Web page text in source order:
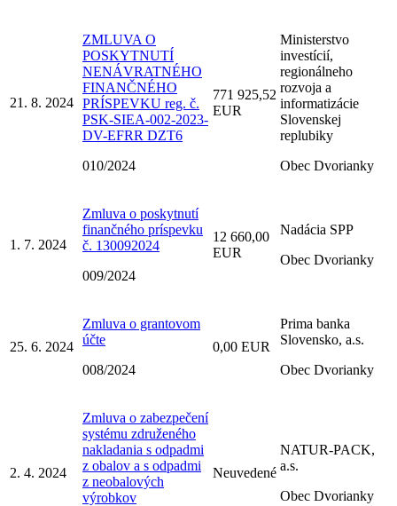
21. 8. 2024
ZMLUVA O
POSKYTNUTÍ
NENÁVRATNÉHO
FINANČNÉHO
PRÍSPEVKU reg. č.
PSK-SIEA-002-2023-
DV-EFRR DZT6
010/2024
771 925,52
EUR
Ministerstvo
investícií,
regionálneho
rozvoja a
informatizácie
Slovenskej
replubiky
Obec Dvorianky
1. 7. 2024
Zmluva o poskytnutí
finančného príspevku
č. 130092024
009/2024
12 660,00
EUR
Nadácia SPP
Obec Dvorianky
25. 6. 2024
Zmluva o grantovom
účte
008/2024
0,00 EUR
Prima banka
Slovensko, a.s.
Obec Dvorianky
2. 4. 2024
Zmluva o zabezpečení
systému združeného
nakladania s odpadmi
z obalov a s odpadmi
z neobalových
výrobkov
Neuvedené
NATUR-PACK,
a.s.
Obec Dvorianky